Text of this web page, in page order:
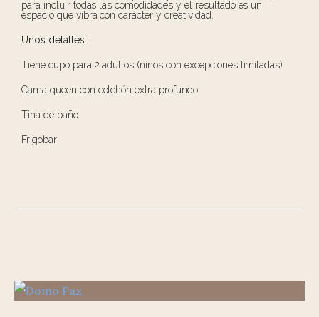
para incluir todas las comodidades y el resultado es un
espacio que vibra con carácter y creatividad.
Unos detalles:
Tiene cupo para 2 adultos (niños con excepciones limitadas)
Cama queen con colchón extra profundo
Tina de baño
Frigobar